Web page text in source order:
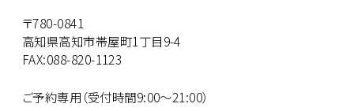
〒780-0841
高知県高知市帯屋町1丁目9-4
FAX:088-820-1123
ご予約専用（受付時間9:00～21:00）